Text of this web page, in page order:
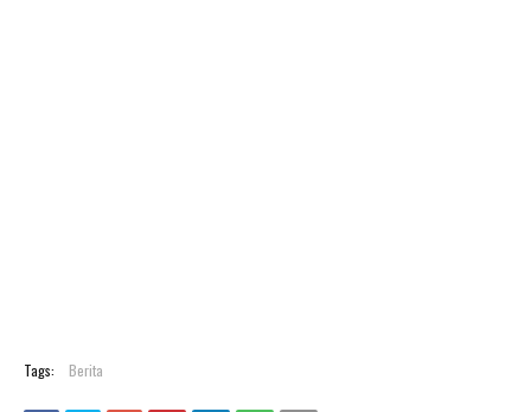
Tags: Berita